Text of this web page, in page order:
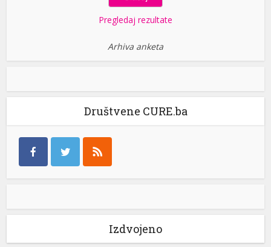
Pregledaj rezultate
Arhiva anketa
Društvene CURE.ba
Izdvojeno